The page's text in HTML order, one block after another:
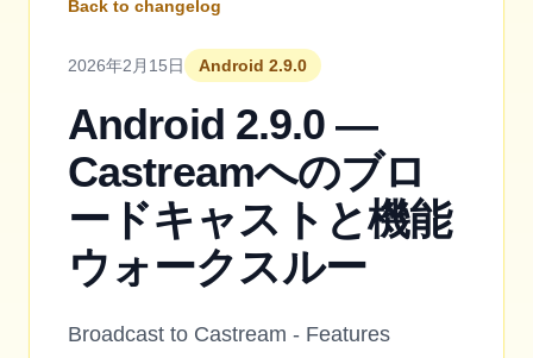
Back to changelog
2026年2月15日 Android 2.9.0
Android 2.9.0 —
Castreamへのブロ
ードキャストと機能
ウォークスルー
Broadcast to Castream - Features